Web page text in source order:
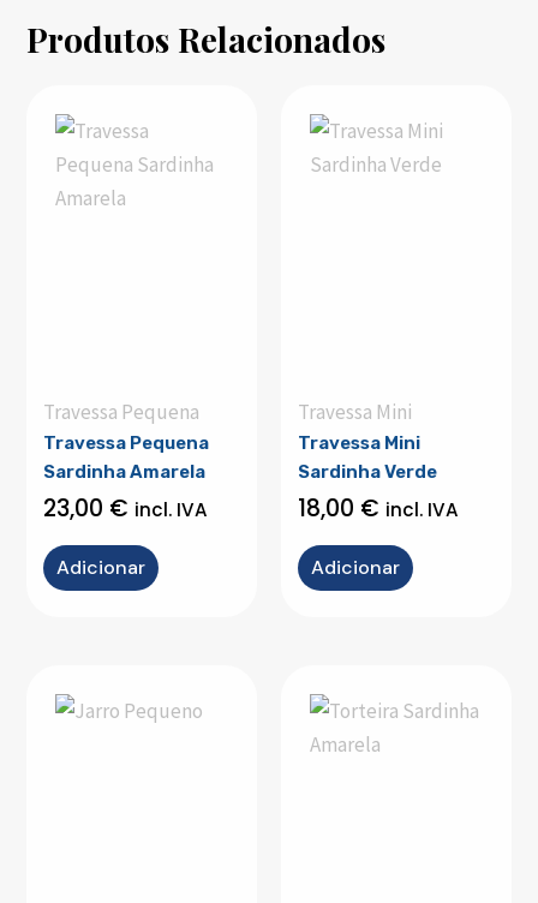
Produtos Relacionados
Travessa Pequena
Travessa Pequena
Sardinha Amarela
23,00 € incl. IVA
Adicionar
Travessa Mini
Travessa Mini
Sardinha Verde
18,00 € incl. IVA
Adicionar